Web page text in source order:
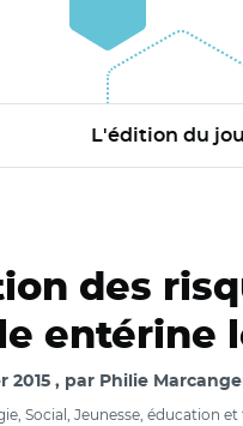
L'édition du
des
entérine
2015 par Philie
Social, Jeunesse, éducation